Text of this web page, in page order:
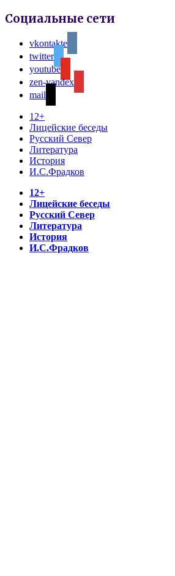
Социальные сети
vkontakte
twitter
youtube
zen-yandex
mail
12+
Лицейские беседы
Русский Север
Литература
История
И.С.Фрадков
12+
Лицейские беседы
Русский Север
Литература
История
И.С.Фрадков